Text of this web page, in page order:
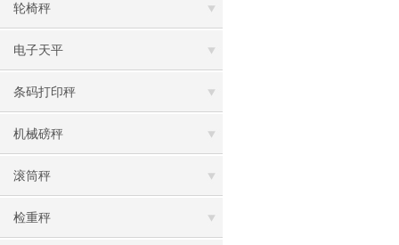
轮椅秤
电子天平
条码打印秤
机械磅秤
滚筒秤
检重秤